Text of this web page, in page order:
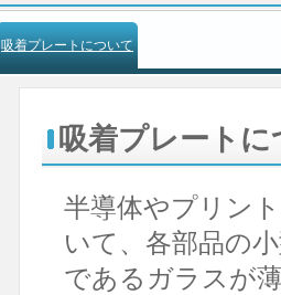
吸着プレートについて
吸着プレート
半導体やプリン
いて、各部品の
であるガラスが